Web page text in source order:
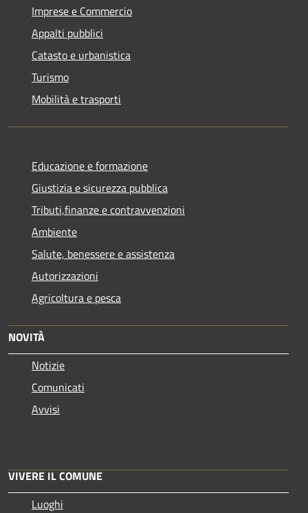
Imprese e Commercio
Appalti pubblici
Catasto e urbanistica
Turismo
Mobilità e trasporti
Educazione e formazione
Giustizia e sicurezza pubblica
Tributi,finanze e contravvenzioni
Ambiente
Salute, benessere e assistenza
Autorizzazioni
Agricoltura e pesca
NOVITÀ
Notizie
Comunicati
Avvisi
VIVERE IL COMUNE
Luoghi